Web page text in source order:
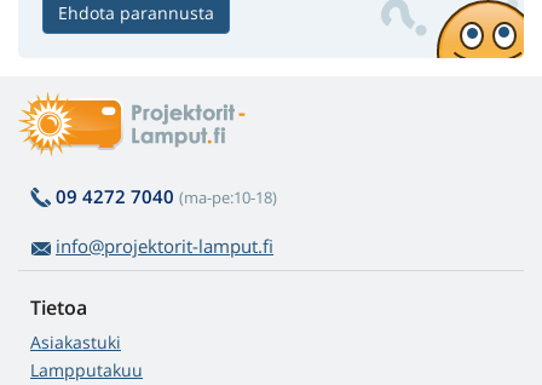
Ehdota parannusta
09 4272 7040 (ma-pe:10-18)
info@projektorit-lamput.fi
Tietoa
Asiakastuki
Lampputakuu